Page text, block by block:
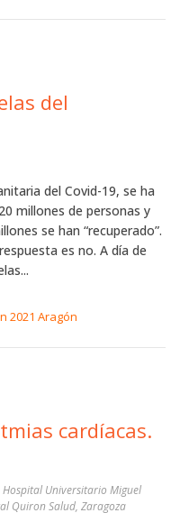
del
del Covid-19, se ha
millones de personas y
se han “recuperado”.
es no. A día de
2021 Aragón
cardíacas.
Universitario Miguel
Quiron Salud, Zaragoza